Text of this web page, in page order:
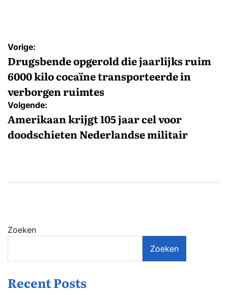
Bericht
navigatie
Vorige:
Drugsbende opgerold die jaarlijks ruim
6000 kilo cocaïne transporteerde in
verborgen ruimtes
Volgende:
Amerikaan krijgt 105 jaar cel voor
doodschieten Nederlandse militair
Zoeken
Zoeken
Recent Posts